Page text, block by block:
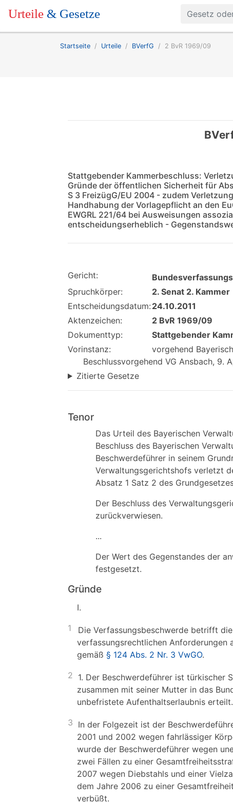
Urteile & Gesetze
Startseite Urteile BVerfG 2 BvR 1969/09
Stattgebender Kammerbeschluss:
Gründe der öffentlichen Sicherheit für
S 3 FreizügG/EU 2004 - zudem
Handhabung der Vorlagepflicht an den
EWGRL 221/64 bei Ausweisungen
entscheidungserheblich -
Gericht:
Spruchkörper:
2. Senat 2. Kammer
Entscheidungsdatum: 24.10.2011
Aktenzeichen:
2 BvR 1969/09
Dokumenttyp:
Stattgebender
Vorinstanz:
vorgehend
Beschlussvorgehend VG Ansbach, 9.
Zitierte Gesetze
Tenor
Das Urteil des Bayerischen
Beschluss des Bayerischen
Beschwerdeführer in seinem
Verwaltungsgerichtshofs verletzt
Absatz 1 Satz 2 des
Der Beschluss des
zurückverwiesen.
...
Der Wert des Gegenstandes der
festgesetzt.
Gründe
I.
1
Die Verfassungsbeschwerde betrifft
verfassungsrechtlichen Anforderungen
gemäß § 124 Abs. 2 Nr. 3 VwGO.
2 1. Der Beschwerdeführer ist türkischer
zusammen mit seiner Mutter in das
unbefristete Aufenthaltserlaubnis erteilt.
3 In der Folgezeit ist der
2001 und 2002 wegen fahrlässiger
wurde der Beschwerdeführer wegen
zwei Fällen zu einer
2007 wegen Diebstahls und einer
dem Jahre 2006 zu einer
verbüßt.